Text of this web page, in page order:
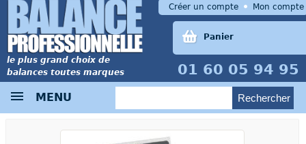
le plus grand choix de
balances toutes marques
01 60 05 94 95
Panier
Créer un compte Mon compte
MENU